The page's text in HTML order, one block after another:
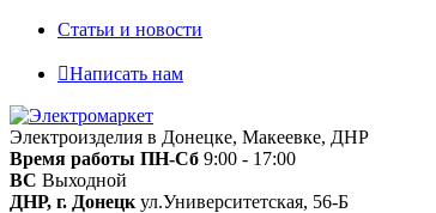
Статьи и новости
Написать нам
Электроизделия в Донецке, Макеевке, ДНР
Время работы ПН-Сб 9:00 - 17:00
ВС Выходной
ДНР, г. Донецк ул.Университетская, 56-Б